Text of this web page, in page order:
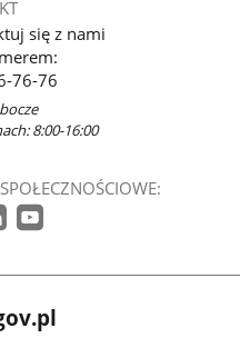
się z nami
76-76
8:00-16:00